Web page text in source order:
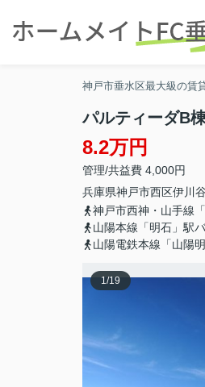
神戸市垂水区最大級の賃
パルティーダB
8.2万円
管理/共益費 4,000円
兵庫県神戸市西区伊川
神戸市西神・山手線
山陽本線「明石」駅
山陽電鉄本線「山陽
1/19